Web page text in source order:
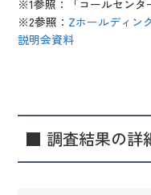
※1参照：「コールセンタ
※2参照： Zホールディン
説明会資料
■ 調査結果の詳